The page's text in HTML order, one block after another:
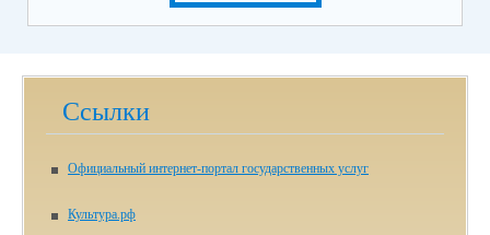
Ссылки
Официальный интернет-портал государственных услуг
Культура.рф